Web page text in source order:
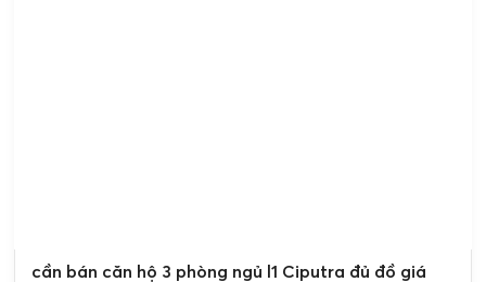
Bán gấp
cần bán căn hộ 3 phòng ngủ l1 Ciputra đủ đồ giá